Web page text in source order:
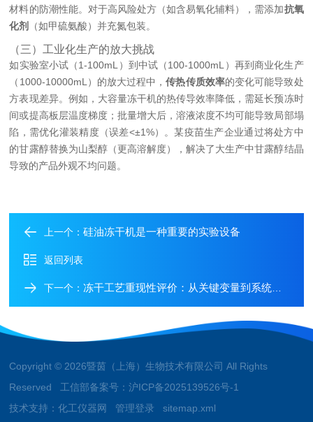
材料的防潮性能。对于高风险处方（如含易氧化辅料），需添加抗氧
化剂
（如甲硫氨酸）并充氮包装。
（三）工业化生产的放大挑战
如实验室小试（1-100mL）到中试（100-1000mL）再到商业化生产
（1000-10000mL）的放大过程中，传热传质效率的变化可能导致处
方表现差异。例如，大容量冻干机的热传导效率降低，需延长预冻时
间或提高板层温度梯度；批量增大后，溶液浓度不均可能导致局部塌
陷，需优化灌装精度（误差<±1%）。某疫苗生产企业通过将处方中
的甘露醇替换为山梨醇（更高溶解度），解决了大生产中甘露醇结晶
导致的产品外观不均问题。
上一个：硅油冻干机是一种重要的实验设备
返回列表
下一个：冻干工艺重现性评价：从关键变量到系统控制过程
Copyright © 2026暨茵（上海）生物技术有限公司 All Rights
Reserved 工信部备案号：沪ICP备2025139526号-1
技术支持：化工仪器网 管理登录 sitemap.xml